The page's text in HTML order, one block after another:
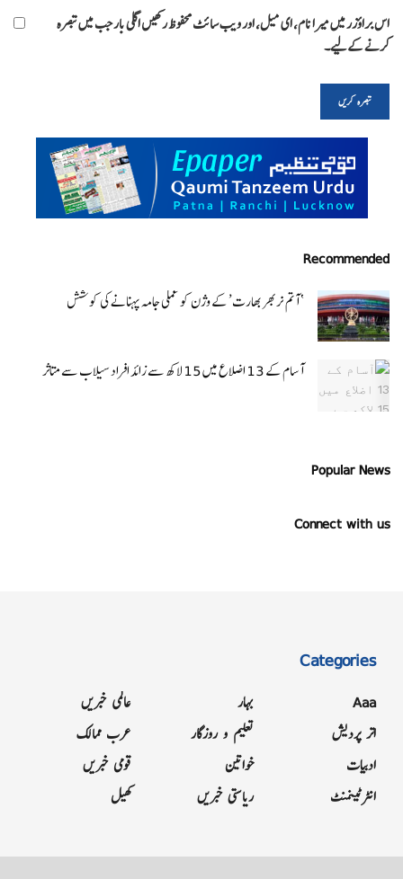
اس براؤزر میں میرا نام، ای میل، اور ویب سائٹ محفوظ رکھیں اگلی بار جب میں تبصرہ
کرنے کےلیے۔
Recommended
‘ آتم نربھر بھارت’ کے وژن کو عملی جامہ پہنانے کی کوشش
آسام کے 13 اضلاع میں 15 لاکھ سے زائد افراد سیلاب سے متاثر
Popular News
Connect with us
Categories
Aaa
اتر پردیش
ادبیات
انٹرٹینمنٹ
بہار
تعلیم و روزگار
خواتین
ریاستی خبریں
عالمی خبریں
عرب ممالک
قومی خبریں
کھیل